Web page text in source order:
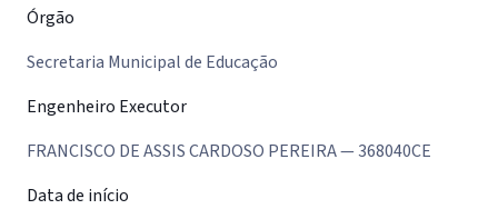
Órgão
Secretaria Municipal de Educação
Engenheiro Executor
FRANCISCO DE ASSIS CARDOSO PEREIRA — 368040CE
Data de início